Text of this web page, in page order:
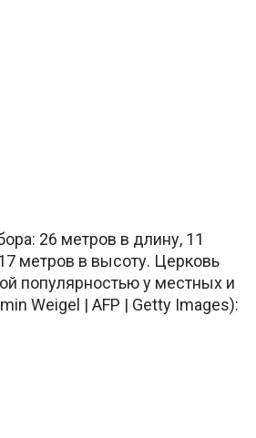
26 метров в длину, 11
метров в высоту. Церковь
популярностью у местных и
Weigel | AFP | Getty Images):